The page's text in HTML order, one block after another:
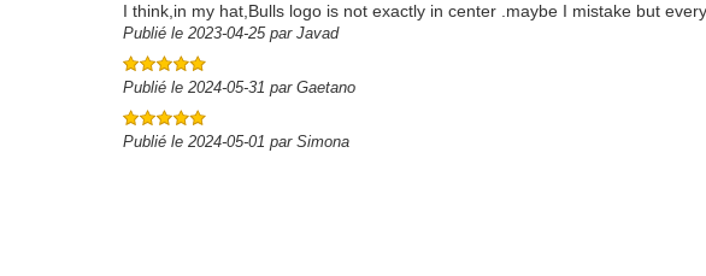
I think,in my hat,Bulls logo is not exactly in center .maybe I mistake but
Publié le 2023-04-25 par Javad
Publié le 2024-05-31 par Gaetano
Publié le 2024-05-01 par Simona